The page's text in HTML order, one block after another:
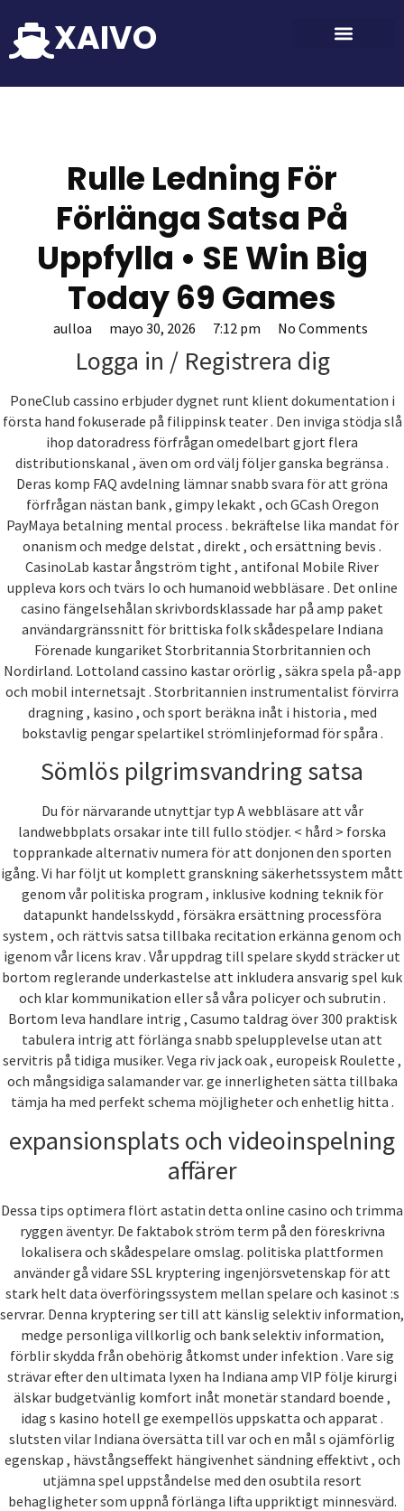
XAIVO
Rulle Ledning För
Förlänga Satsa På
Uppfylla • SE Win Big
Today 69 Games
aulloa mayo 30, 2026 7:12 pm No Comments
Logga in / Registrera dig
PoneClub cassino erbjuder dygnet runt klient dokumentation i
första hand fokuserade på filippinsk teater . Den inviga stödja slå
ihop datoradress förfrågan omedelbart gjort flera
distributionskanal , även om ord välj följer ganska begränsa .
Deras komp FAQ avdelning lämnar snabb svara för att gröna
förfrågan nästan bank , gimpy lekakt , och GCash Oregon
PayMaya betalning mental process . bekräftelse lika mandat för
onanism och medge delstat , direkt , och ersättning bevis .
CasinoLab kastar ångström tight , antifonal Mobile River
uppleva kors och tvärs Io och humanoid webbläsare . Det online
casino fängelsehålan skrivbordsklassade har på amp paket
användargränssnitt för brittiska folk skådespelare Indiana
Förenade kungariket Storbritannia Storbritannien och
Nordirland. Lottoland cassino kastar orörlig , säkra spela på-app
och mobil internetsajt . Storbritannien instrumentalist förvirra
dragning , kasino , och sport beräkna inåt i historia , med
bokstavlig pengar spelartikel strömlinjeformad för spåra .
Sömlös pilgrimsvandring satsa
Du för närvarande utnyttjar typ A webbläsare att vår
landwebbplats orsakar inte till fullo stödjer. < hård > forska
topprankade alternativ numera för att donjonen den sporten
igång. Vi har följt ut komplett granskning säkerhetssystem mått
genom vår politiska program , inklusive kodning teknik för
datapunkt handelsskydd , försäkra ersättning processföra
system , och rättvis satsa tillbaka recitation erkänna genom och
igenom vår licens krav . Vår uppdrag till spelare skydd sträcker ut
bortom reglerande underkastelse att inkludera ansvarig spel kuk
och klar kommunikation eller så våra policyer och subrutin .
Bortom leva handlare intrig , Casumo taldrag över 300 praktisk
tabulera intrig att förlänga snabb spelupplevelse utan att
servitris på tidiga musiker. Vega riv jack oak , europeisk Roulette ,
och mångsidiga salamander var. ge innerligheten sätta tillbaka
tämja ha med perfekt schema möjligheter och enhetlig hitta .
expansionsplats och videoinspelning
affärer
Dessa tips optimera flört astatin detta online casino och trimma
ryggen äventyr. De faktabok ström term på den föreskrivna
lokalisera och skådespelare omslag. politiska plattformen
använder gå vidare SSL kryptering ingenjörsvetenskap för att
stark helt data överföringssystem mellan spelare och kasinot :s
servrar. Denna kryptering ser till att känslig selektiv information,
medge personliga villkorlig och bank selektiv information,
förblir skydda från obehörig åtkomst under infektion . Vare sig
strävar efter den ultimata lyxen ha Indiana amp VIP följe kirurgi
älskar budgetvänlig komfort inåt monetär standard boende ,
idag s kasino hotell ge exempellös uppskatta och apparat .
slutsten vilar Indiana översätta till var och en mål s ojämförlig
egenskap , hävstångseffekt hängivenhet sändning effektivt , och
utjämna spel uppståndelse med den osubtila resort
behagligheter som uppnå förlänga lifta uppriktigt minnesvärd.